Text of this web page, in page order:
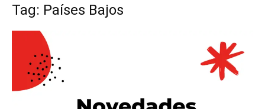
Tag: Países Bajos